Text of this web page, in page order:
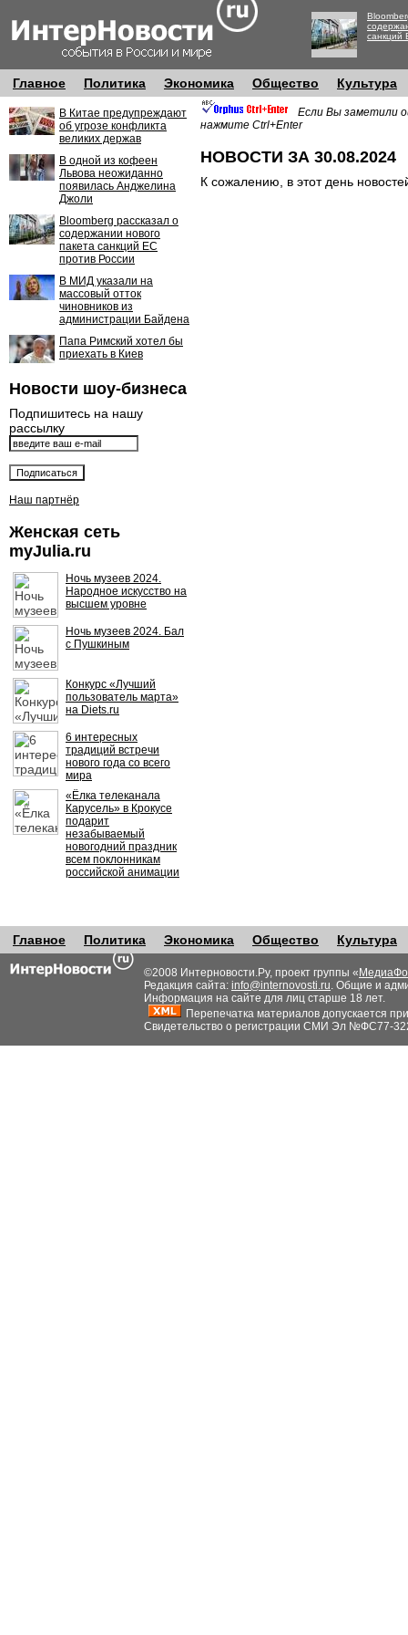
санкций
Главное Политика Экономика Общество Культура
В Китае предупреждают
об угрозе конфликта
великих держав
В одной из кофеен
Львова неожиданно
появилась Анджелина
Джоли
Bloomberg рассказал о
содержании нового
пакета санкций ЕС
против России
В МИД указали на
массовый отток
чиновников из
администрации Байдена
Папа Римский хотел бы
приехать в Киев
Новости шоу-бизнеса
Подпишитесь на нашу
рассылку
Наш партнёр
Женская сеть
myJulia.ru
Ночь музеев 2024.
Народное искусство на
высшем уровне
Ночь музеев 2024. Бал
с Пушкиным
Конкурс «Лучший
пользователь марта»
на Diets.ru
6 интересных
традиций встречи
нового года со всего
мира
«Ёлка телеканала
Карусель» в Крокусе
подарит
незабываемый
новогодний праздник
всем поклонникам
российской анимации
Если Вы заметили
нажмите Ctrl+Enter
НОВОСТИ ЗА 30.08.2024
К сожалению, в этот день
Главное Политика Экономика Общество Культура
©2008 Интерновости.Ру, проект группы «
Редакция сайта: info@internovosti.ru. Общие и
Информация на сайте для лиц старше 18 лет.
Перепечатка материалов допускается
Свидетельство о регистрации СМИ Эл №ФС77-